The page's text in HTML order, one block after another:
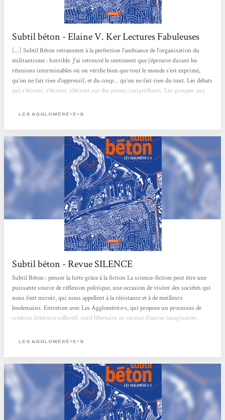
Subtil béton - Elaine V. Ker Lectures Fabuleuses
[...] Subtil Béton retransmet à la perfection l’ambiance de l’organisation du
militantisme : horrible. J’ai retrouvé le sentiment que j’éprouve durant les
réunions interminables où on vérifie bien que tout le monde s’est exprimé,
qu’on ne fait rien d’oppressif, et du coup… qu’on ne fait rien du tout. Les débats
qui s’étirent, s’étirent, s’étirent sur des points insignifiants. Les groupes aux
dans les protocoles comme les questions d’égo....
LES AGGLOMÉRÉ•E•S
Subtil béton - Revue SILENCE
Subtil Béton : penser la lutte grâce à la fiction La science-fiction peut être une
puissante source de réflexion politique, une occasion de visiter des sociétés qui
nous font miroir, qui nous appellent à la résistance et à de meilleurs
lendemains. Entretien avec Les Aggloméré·e·s, qui propose un processus de
création littéraire collectif, outil libertaire au service d’autres imaginaires.
féministe, c’est le projet du collectif d’aut·rices des Aggloméré·e·s,...
LES AGGLOMÉRÉ•E•S